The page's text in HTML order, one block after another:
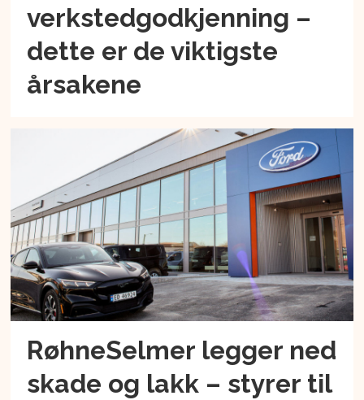
verkstedgodkjenning –
dette er de viktigste
årsakene
RøhneSelmer legger ned
skade og lakk – styrer til